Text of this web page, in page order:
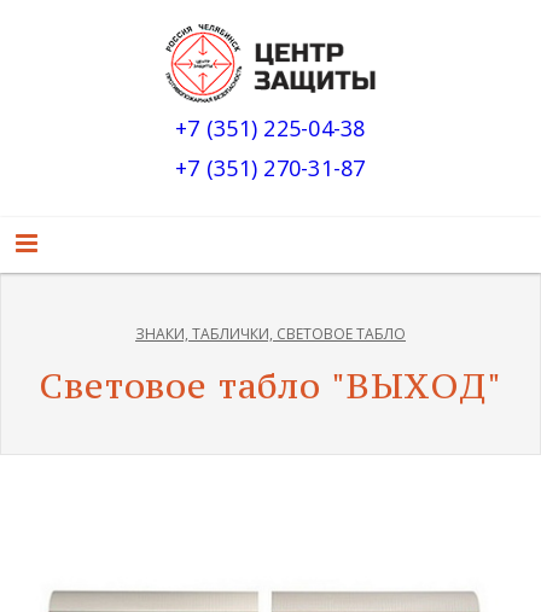
+7 (351) 225-04-38
+7 (351) 270-31-87
ЗНАКИ, ТАБЛИЧКИ, СВЕТОВОЕ ТАБЛО
Световое табло "ВЫХОД"